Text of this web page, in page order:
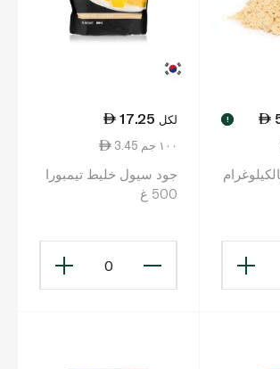
!
17.25 لكل
3.45 ١٠٠ جم
جود سيول خليط تيمبورا
500 غ
0